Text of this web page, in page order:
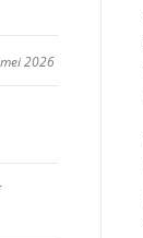
2026